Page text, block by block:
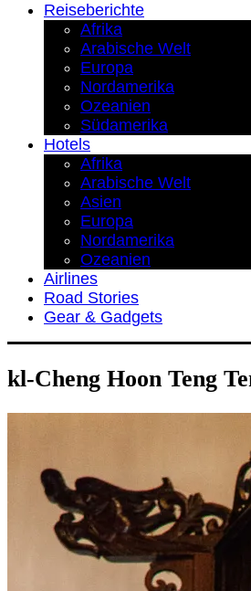
Reiseberichte
Afrika
Arabische Welt
Europa
Nordamerika
Ozeanien
Südamerika
Hotels
Afrika
Arabische Welt
Asien
Europa
Nordamerika
Ozeanien
Airlines
Road Stories
Gear & Gadgets
kl-Cheng Hoon Teng